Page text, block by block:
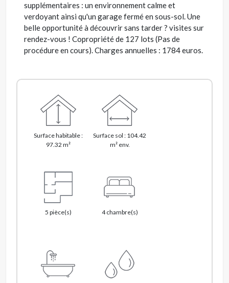
supplémentaires : un environnement calme et
verdoyant ainsi qu'un garage fermé en sous-sol. Une
belle opportunité à découvrir sans tarder ? visites sur
rendez-vous ! Copropriété de 127 lots (Pas de
procédure en cours). Charges annuelles : 1784 euros.
Surface habitable :
97.32 m²
Surface sol : 104.42
m² env.
5 pièce(s) 4 chambre(s)